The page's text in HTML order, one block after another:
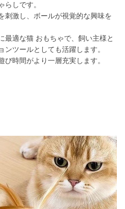
らしです。
刺激し、ボールが視覚的な興味を
最適な猫 おもちゃで、飼い主様と
ツールとしても活躍します。
時間がより一層充実します。